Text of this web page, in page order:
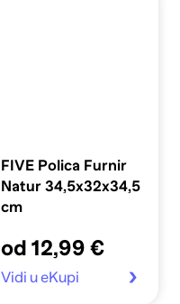
FIVE Polica Furnir
Natur 34,5x32x34,5
cm
od 12,99 €
Vidi u eKupi